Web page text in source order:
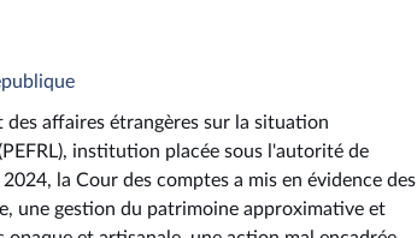
affaires étrangères sur la situation
institution placée sous l'autorité de
la Cour des comptes a mis en évidence des
une gestion du patrimoine approximative et